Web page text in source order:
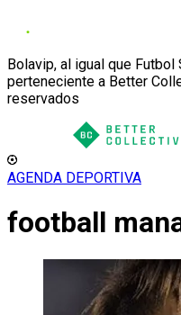
Bolavip, al igual que
perteneciente a Better
reservados
AGENDA DEPORTIVA
football